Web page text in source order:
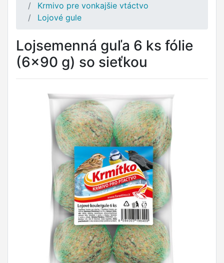
Krmivo pre vonkajšie vtáctvo
Lojové gule
Lojsemenná guľa 6 ks fólie
(6x90 g) so sieťkou